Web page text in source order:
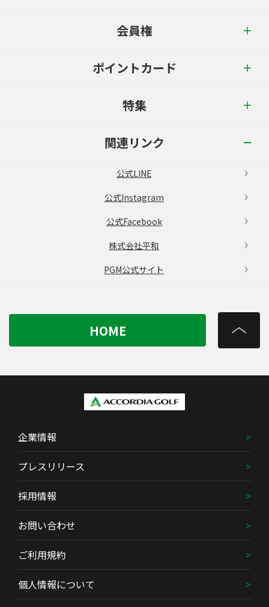
会員権
ポイントカード
特集
関連リンク
公式LINE
公式Instagram
公式Facebook
株式会社平和
PGM公式サイト
HOME
企業情報
プレスリリース
採用情報
お問い合わせ
ご利用規約
個人情報について